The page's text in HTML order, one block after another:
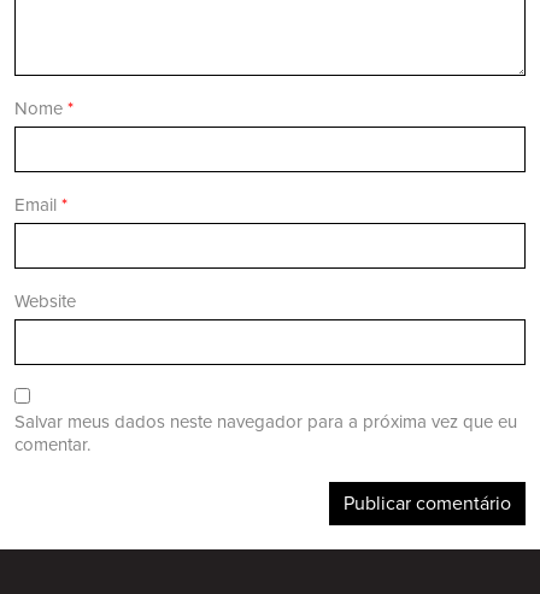
Nome *
Email *
Website
Salvar meus dados neste navegador para a próxima vez que eu
comentar.